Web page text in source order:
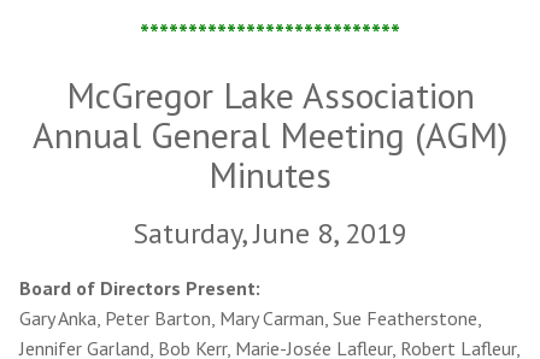
***************************
McGregor Lake Association
Annual General Meeting (AGM)
Minutes
Saturday, June 8, 2019
Board of Directors Present:
Gary Anka, Peter Barton, Mary Carman, Sue Featherstone,
Jennifer Garland, Bob Kerr, Marie-Josée Lafleur, Robert Lafleur,